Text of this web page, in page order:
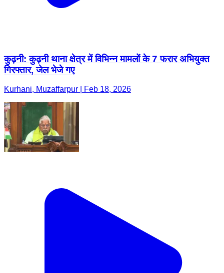
कुढ़नी: कुढ़नी थाना क्षेत्र में विभिन्न मामलों के 7 फरार अभियुक्त
गिरफ्तार, जेल भेजे गए
Kurhani, Muzaffarpur | Feb 18, 2026